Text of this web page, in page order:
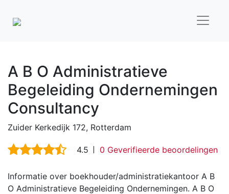
A B O Administratieve
Begeleiding Ondernemingen
Consultancy
Zuider Kerkedijk 172, Rotterdam
4.5 0 Geverifieerde beoordelingen
Informatie over boekhouder/administratiekantoor A B
O Administratieve Begeleiding Ondernemingen. A B O